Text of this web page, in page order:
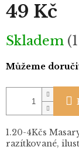
49 Kč
Měrná
cena:
Skladem
Můžeme
1.20-4Kčs
razítkované,